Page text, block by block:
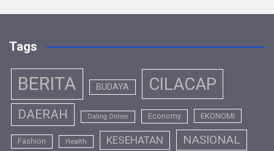
Tags
BERITA BUDAYA CILACAP
DAERAH Dating Online Economy EKONOMI
Fashion Health KESEHATAN NASIONAL